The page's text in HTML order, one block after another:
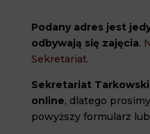
Podany adres jest
odbywają się zajęcia.
Sekretariat.
Sekretariat
online, dlatego
powyższy formularz